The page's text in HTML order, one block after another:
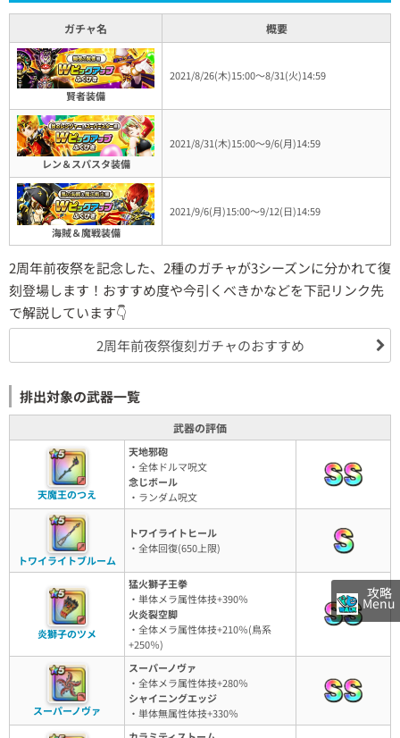
ガチャ名 概要
賢者装備
2021/8/26(木)15:00～8/31(火)14:59
レン＆スパスタ装備
2021/8/31(木)15:00～9/6(月)14:59
海賊＆魔戦装備
2021/9/6(月)15:00～9/12(日)14:59
2周年前夜祭を記念した、2種のガチャが3シーズンに分かれて復
刻登場します！おすすめ度や今引くべきかなどを下記リンク先
で解説しています👇
2周年前夜祭復刻ガチャのおすすめ
排出対象の武器一覧
武器の評価
天魔王のつえ
天地邪砲
・全体ドルマ呪文
念じボール
・ランダム呪文
トワイライトブルーム
トワイライトヒール
・全体回復(650上限)
炎獅子のツメ
猛火獅子王拳
・単体メラ属性体技+390％
火炎裂空脚
・全体メラ属性体技+210％(鳥系
+250％)
スーパーノヴァ
スーパーノヴァ
・全体メラ属性体技+280％
シャイニングエッジ
・単体無属性体技+330％
攻略
Menu